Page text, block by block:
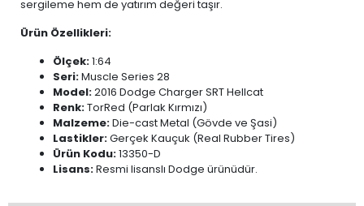
sergileme hem de yatırım değeri taşır.
Ürün Özellikleri:
Ölçek:1:64
Seri:Muscle Series 28
Model:2016 Dodge Charger SRT Hellcat
Renk:TorRed (Parlak Kırmızı)
Malzeme:Die-cast Metal (Gövde ve Şasi)
Lastikler:Gerçek Kauçuk (Real Rubber Tires)
Ürün Kodu:13350-D
Lisans:Resmi lisanslı Dodge ürünüdür.